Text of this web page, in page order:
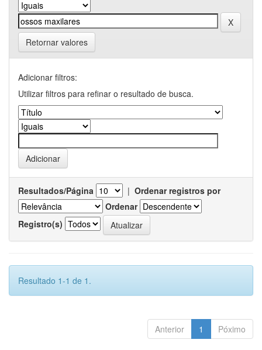
Retornar valores
Adicionar filtros:
Utilizar filtros para refinar o resultado de busca.
Resultados/Página | Ordenar registros por
Ordenar
Registro(s)
Resultado 1-1 de 1.
Anterior 1 Póximo